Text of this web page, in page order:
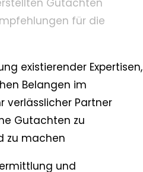
für die
existierender Expertisen,
Belangen im
verlässlicher Partner
Gutachten zu
zu machen
und